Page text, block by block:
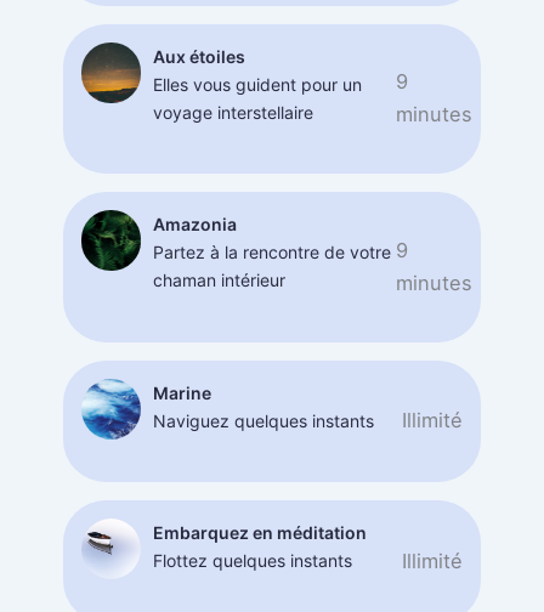
Aux étoiles
Elles vous guident pour un
voyage interstellaire
9
minutes
Amazonia
Partez à la rencontre de votre
chaman intérieur
9
minutes
Marine
Naviguez quelques instants
Illimité
Embarquez en méditation
Flottez quelques instants
Illimité